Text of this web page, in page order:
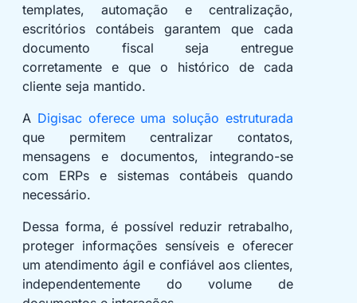
templates, automação e centralização,
escritórios contábeis garantem que cada
documento fiscal seja entregue
corretamente e que o histórico de cada
cliente seja mantido.
A Digisac oferece uma solução estruturada
que permitem centralizar contatos,
mensagens e documentos, integrando-se
com ERPs e sistemas contábeis quando
necessário.
Dessa forma, é possível reduzir retrabalho,
proteger informações sensíveis e oferecer
um atendimento ágil e confiável aos clientes,
independentemente do volume de